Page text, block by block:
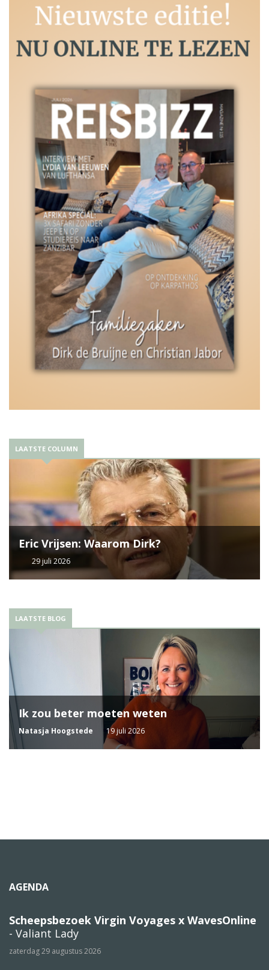
LAATSTE COLUMN
Eric Vrijsen: Waarom Dirk?
29 juli 2026
LAATSTE BLOG
Ik zou beter moeten weten
Natasja Hoogstede 19 juli 2026
AGENDA
Scheepsbezoek Virgin Voyages x WavesOnline
- Valiant Lady
zaterdag 29 augustus 2026